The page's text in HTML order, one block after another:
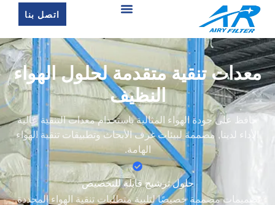
اتصل بنا
معدات تنقية متقدمة لحلول الهواء
النظيف
حافظ على جودة الهواء المثالية باستخدام معدات التنقية عالية
الأداء لدينا, مصممة لبيئات غرف الأبحاث وتطبيقات تنقية الهواء
الهامة.
حلول ترشيح قابلة للتخصيص
تصميمات مصممة خصيصًا لتلبية متطلبات تنقية الهواء المحددة.